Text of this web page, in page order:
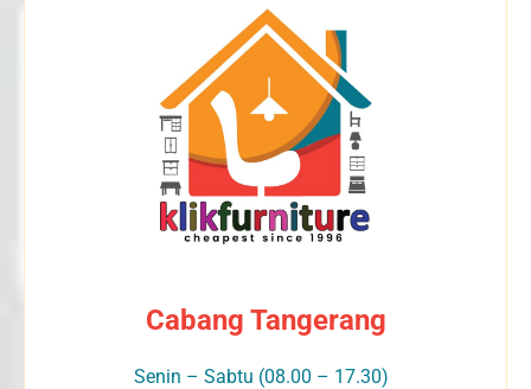
Cabang Tangerang
Senin – Sabtu (08.00 – 17.30)